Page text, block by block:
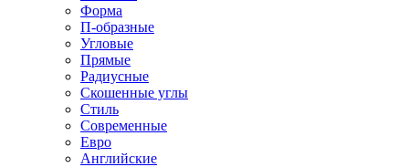
Форма
П-образные
Угловые
Прямые
Радиусные
Скошенные углы
Стиль
Современные
Евро
Английские